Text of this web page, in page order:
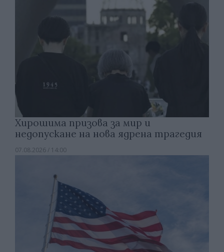
Хирошима призова за мир и
недопускане на нова ядрена трагедия
07.08.2026 / 14:00